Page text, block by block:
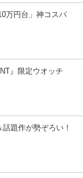
万円台」神コスパ
』限定ウオッチ
題作が勢ぞろい！